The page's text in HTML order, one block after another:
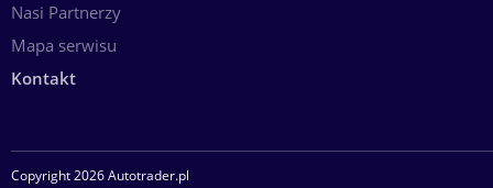
Nasi Partnerzy
Mapa serwisu
Kontakt
Copyright 2026 Autotrader.pl